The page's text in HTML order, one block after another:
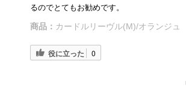
るのでとてもお勧めです。
商品： カードルリーヴル(M)/オランジュ
役に立った 0